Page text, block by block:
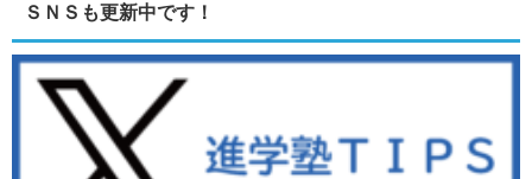
ＳＮＳも更新中です！